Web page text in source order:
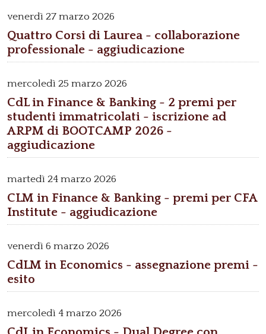
venerdì 27 marzo 2026
Quattro Corsi di Laurea - collaborazione
professionale - aggiudicazione
mercoledì 25 marzo 2026
CdL in Finance & Banking - 2 premi per
studenti immatricolati - iscrizione ad
ARPM di BOOTCAMP 2026 -
aggiudicazione
martedì 24 marzo 2026
CLM in Finance & Banking - premi per CFA
Institute - aggiudicazione
venerdì 6 marzo 2026
CdLM in Economics - assegnazione premi -
esito
mercoledì 4 marzo 2026